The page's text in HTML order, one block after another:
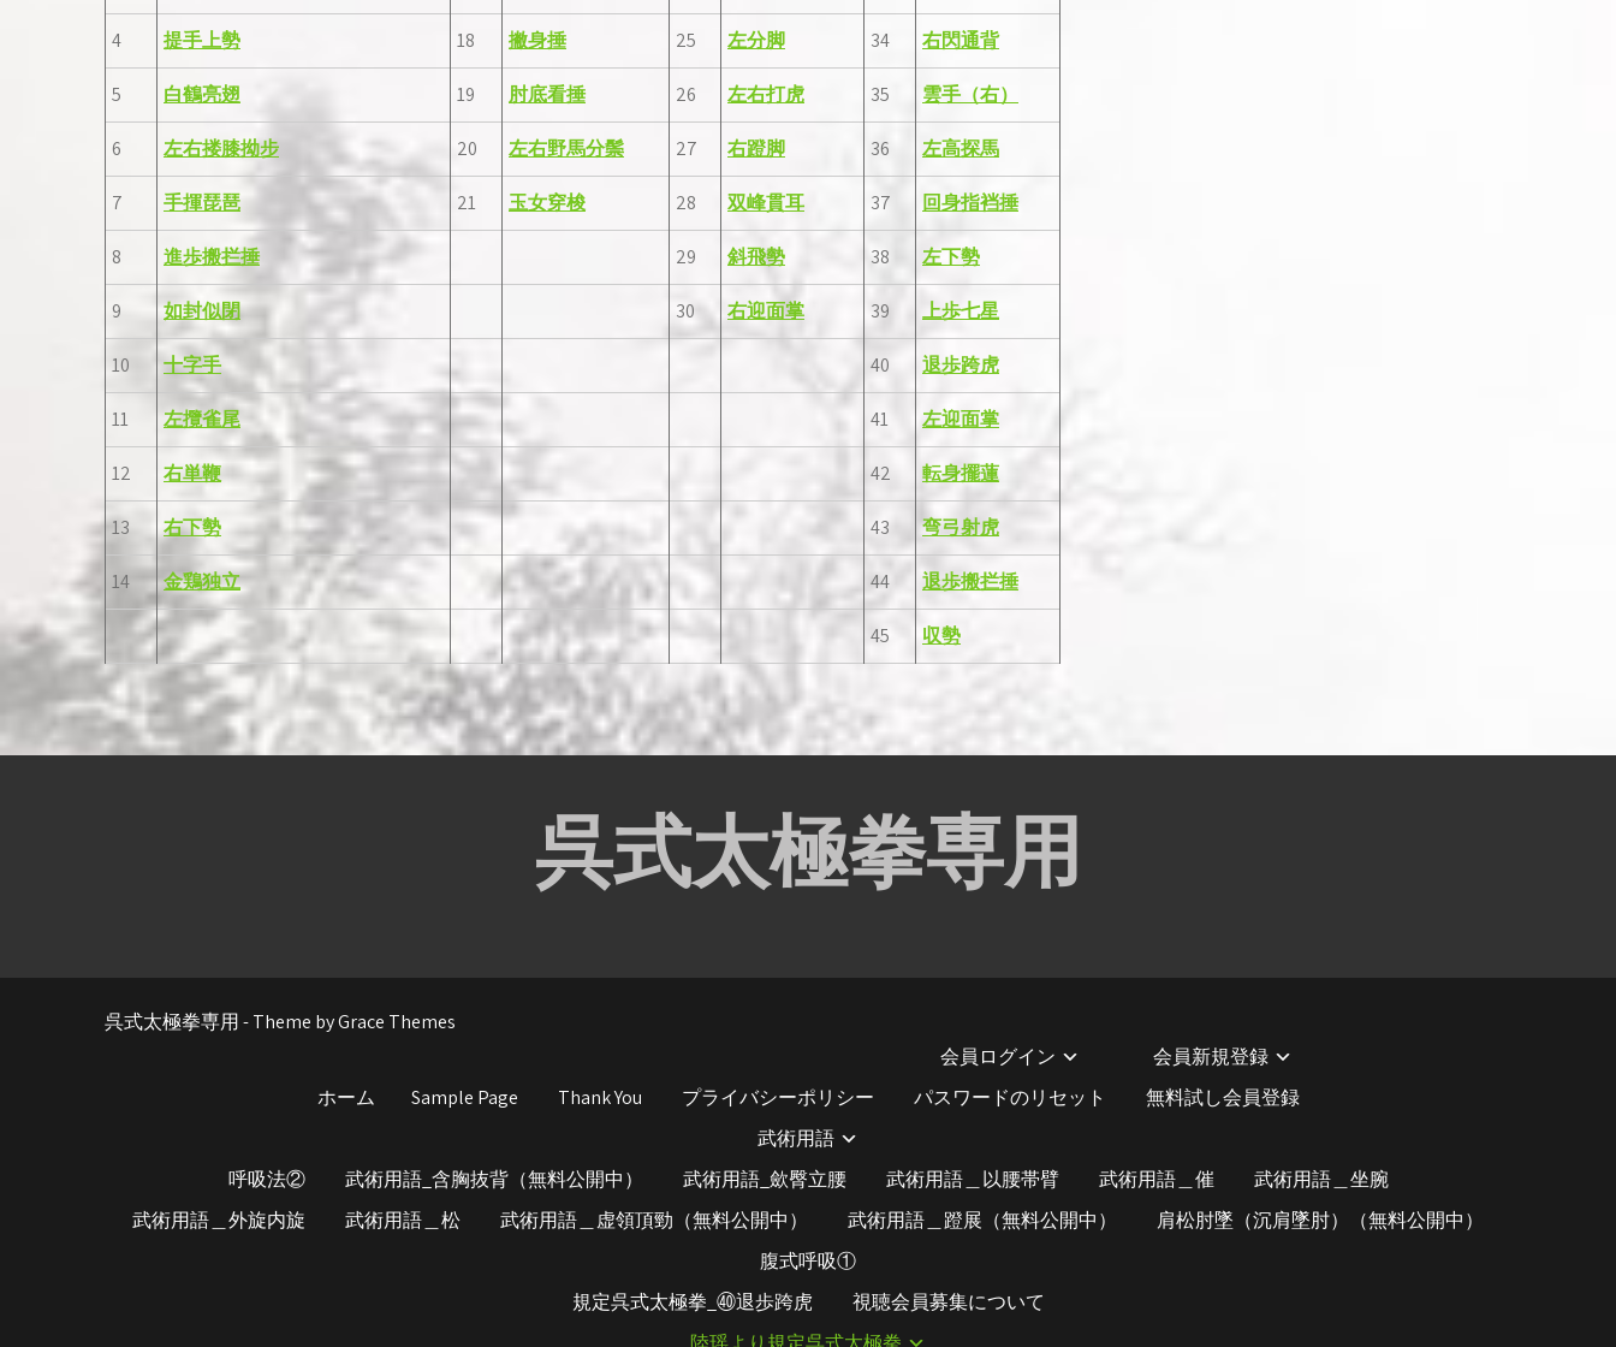
4 提手上勢 18 撇身捶 25 左分脚 34 右閃通背
5 白鶴亮翅 19 肘底看捶 26 左右打虎 35 雲手（右）
6 左右搂膝拗步 20 左右野馬分鬃 27 右蹬脚 36 左高探馬
7 手揮琵琶 21 玉女穿梭 28 双峰貫耳 37 回身指裆捶
8 進歩搬拦捶 29 斜飛勢 38 左下勢
9 如封似閉 30 右迎面掌 39 上歩七星
10 十字手 40 退歩跨虎
11 左攬雀尾 41 左迎面掌
12 右単鞭 42 転身擺蓮
13 右下勢 43 弯弓射虎
14 金鶏独立 44 退歩搬拦捶
45 収勢
呉式太極拳専用
呉式太極拳専用 - Theme by Grace Themes
ホーム Sample Page Thank You プライバシーポリシー
会員ログイン
パスワードのリセット
会員新規登録
無料試し会員登録
武術用語
呼吸法②
武術用語_含胸抜背（無料公開中） 武術用語_歛臀立腰 武術用語＿以腰帯臂 武術用語＿催
武術用語＿坐腕
武術用語＿外旋内旋
武術用語＿松 武術用語＿虚領頂勁（無料公開中） 武術用語＿蹬展（無料公開中）
肩松肘墜（沉肩墜肘）（無料公開中）
腹式呼吸①
規定呉式太極拳_㊵退歩跨虎
視聴会員募集について